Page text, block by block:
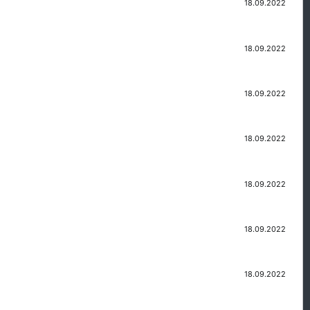
18.09.2022
18.09.2022
18.09.2022
18.09.2022
18.09.2022
18.09.2022
18.09.2022